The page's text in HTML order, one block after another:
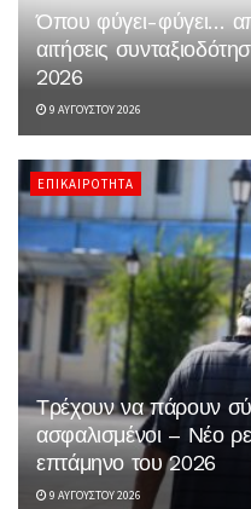
Όπου φύγει-φύγει…
αιτήσεις
2026
9 ΑΥΓΟΎΣΤΟΥ 2026
ΕΠΙΚΑΙΡΌΤΗΤΑ
Τρέχουν να πάρουν
ασφαλισμένοι – Νέο
επτάμηνο του 2026
9 ΑΥΓΟΎΣΤΟΥ 2026